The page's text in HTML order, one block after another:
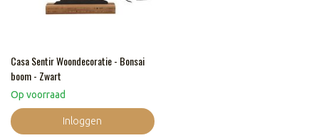
Casa Sentir Woondecoratie - Bonsai
boom - Zwart
Op voorraad
Inloggen